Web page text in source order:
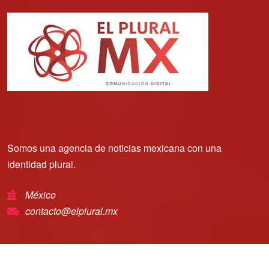
identidad plural.
contacto@elplural.mx